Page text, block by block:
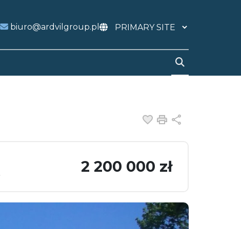
biuro@ardvilgroup.pl
Dodaj do
Drukuj
2 200 000 zł